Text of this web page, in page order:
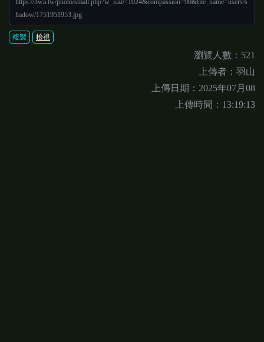
https://3wa.tw/photo/small.php?w_size=1024&compassion=90&file_name=users/s
hadow/1751951953.jpg
複製 檢視
瀏覽人數：521
上傳者：羽山
上傳日期：2025年07月08
上傳時間：13:19:13